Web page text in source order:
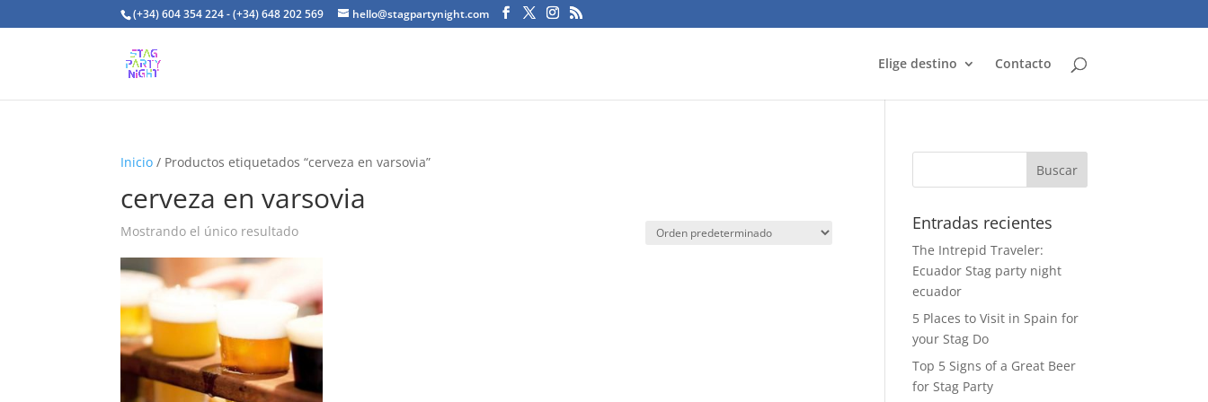
(+34) 604 354 224 - (+34) 648 202 569 hello@stagpartynight.com
Elige destino Contacto
Inicio / Productos etiquetados “cerveza en varsovia”
cerveza en varsovia
Mostrando el único resultado Entradas recientes
The Intrepid Traveler:
Ecuador Stag party night
ecuador
5 Places to Visit in Spain for
your Stag Do
Top 5 Signs of a Great Beer
for Stag Party